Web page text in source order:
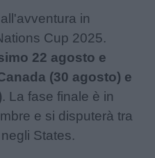
in
Cup 2025.
22 agosto e
(30 agosto) e
. La fase finale è in
e si disputerà tra
States.